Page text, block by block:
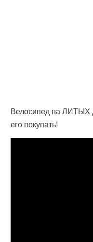
Велосипед на
его покупать!